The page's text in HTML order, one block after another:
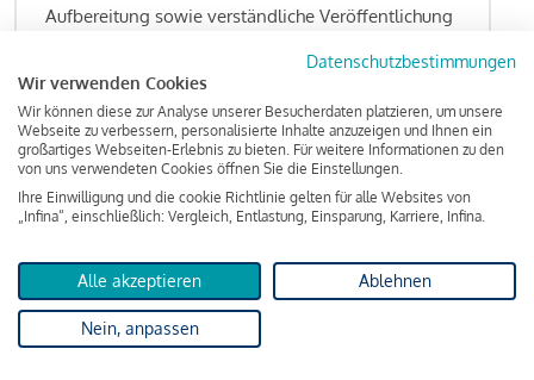
Aufbereitung sowie verständliche Veröffentlichung
Kreditgeschäft gehören zu den wesentlichen
Schwerpunktsetzungen meiner Funktion.
Lesen Sie meine Finanzierungs-Tipps
KreditindexDas Wohnkredit Barometer
Datenschutzbestimmungen
Wir verwenden Cookies
Wir können diese zur Analyse unserer Besucherdaten platzieren, um unsere
Webseite zu verbessern, personalisierte Inhalte anzuzeigen und Ihnen ein
großartiges Webseiten-Erlebnis zu bieten. Für weitere Informationen zu den
von uns verwendeten Cookies öffnen Sie die Einstellungen.
Ihre Einwilligung und die cookie Richtlinie gelten für alle Websites von
„Infina“, einschließlich: Vergleich, Entlastung, Einsparung, Karriere, Infina.
Alle akzeptieren Ablehnen
Nein, anpassen